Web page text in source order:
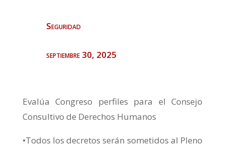
Seguridad
septiembre 30, 2025
Evalúa Congreso perfiles para el Consejo
Consultivo de Derechos Humanos
•Todos los decretos serán sometidos al Pleno